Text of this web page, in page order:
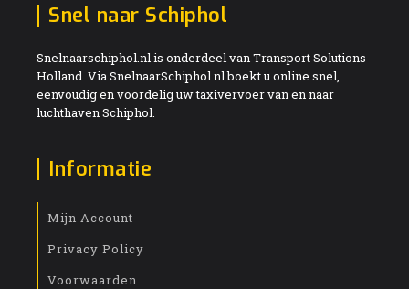
Snel naar Schiphol
Snelnaarschiphol.nl is onderdeel van Transport Solutions
Holland. Via SnelnaarSchiphol.nl boekt u online snel,
eenvoudig en voordelig uw taxivervoer van en naar
luchthaven Schiphol.
Informatie
Mijn Account
Privacy Policy
Voorwaarden